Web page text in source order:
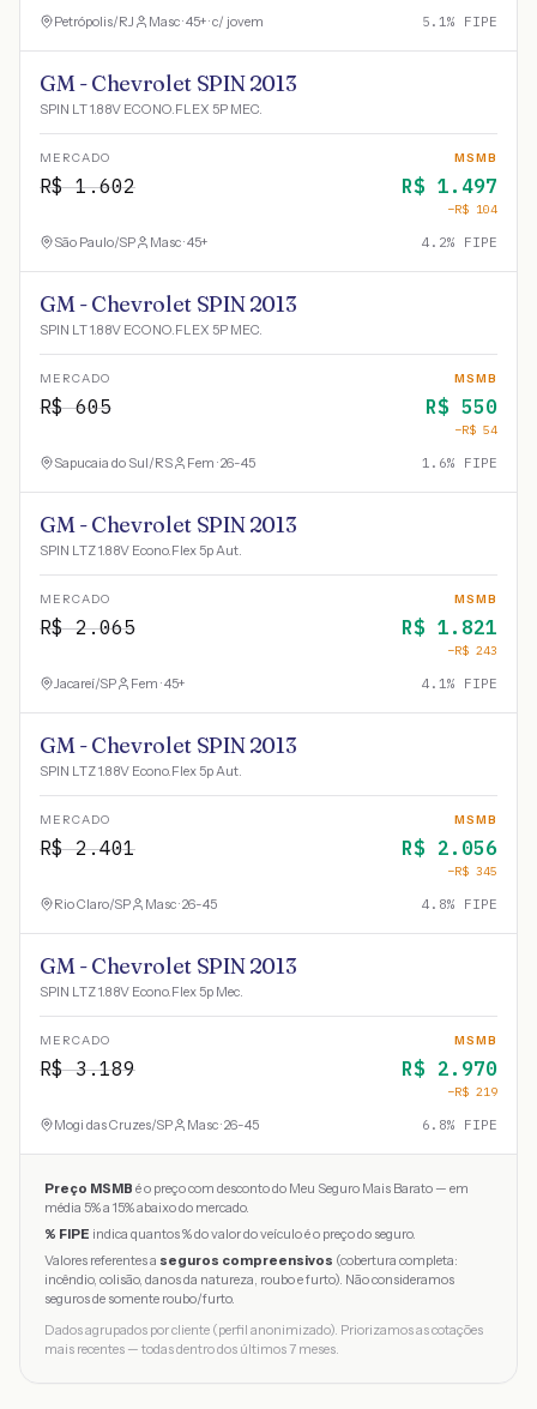
Petrópolis/RJ Masc · 45+ · c/ jovem 5.1% FIPE
GM - Chevrolet SPIN 2013
SPIN LT 1.8 8V ECONO.FLEX 5P MEC.
MERCADO
R$1.602
MSMB
R$ 1.497
−R$ 104
São Paulo/SP Masc · 45+ 4.2% FIPE
GM - Chevrolet SPIN 2013
SPIN LT 1.8 8V ECONO.FLEX 5P MEC.
MERCADO
R$605
MSMB
R$ 550
−R$ 54
Sapucaia do Sul/RS Fem · 26-45 1.6% FIPE
GM - Chevrolet SPIN 2013
SPIN LTZ 1.8 8V Econo.Flex 5p Aut.
MERCADO
R$2.065
MSMB
R$ 1.821
−R$ 243
Jacareí/SP Fem · 45+ 4.1% FIPE
GM - Chevrolet SPIN 2013
SPIN LTZ 1.8 8V Econo.Flex 5p Aut.
MERCADO
R$2.401
MSMB
R$ 2.056
−R$ 345
Rio Claro/SP Masc · 26-45 4.8% FIPE
GM - Chevrolet SPIN 2013
SPIN LTZ 1.8 8V Econo.Flex 5p Mec.
MERCADO
R$3.189
MSMB
R$ 2.970
−R$ 219
Mogi das Cruzes/SP Masc · 26-45 6.8% FIPE
Preço MSMB é o preço com desconto do Meu Seguro Mais Barato — em
média 5% a 15% abaixo do mercado.
% FIPE indica quantos % do valor do veículo é o preço do seguro.
Valores referentes a seguros compreensivos (cobertura completa:
incêndio, colisão, danos da natureza, roubo e furto). Não consideramos
seguros de somente roubo/furto.
Dados agrupados por cliente (perfil anonimizado). Priorizamos as cotações
mais recentes — todas dentro dos últimos 7 meses.